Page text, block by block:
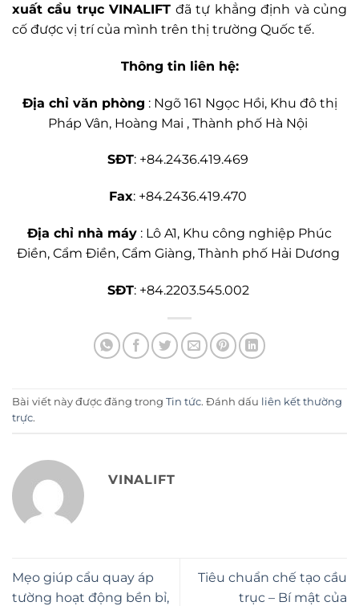
xuất cầu trục VINALIFT đã tự khẳng định và củng
cố được vị trí của mình trên thị trường Quốc tế.
Thông tin liên hệ:
Địa chỉ văn phòng : Ngõ 161 Ngọc Hồi, Khu đô thị
Pháp Vân, Hoàng Mai , Thành phố Hà Nội
SĐT: +84.2436.419.469
Fax: +84.2436.419.470
Địa chỉ nhà máy : Lô A1, Khu công nghiệp Phúc
Điền, Cẩm Điền, Cẩm Giàng, Thành phố Hải Dương
SĐT: +84.2203.545.002
Bài viết này được đăng trong Tin tức. Đánh dấu liên kết thường
trực.
VINALIFT
Mẹo giúp cẩu quay áp
tường hoạt động bền bỉ,
Tiêu chuẩn chế tạo cầu
trục – Bí mật của